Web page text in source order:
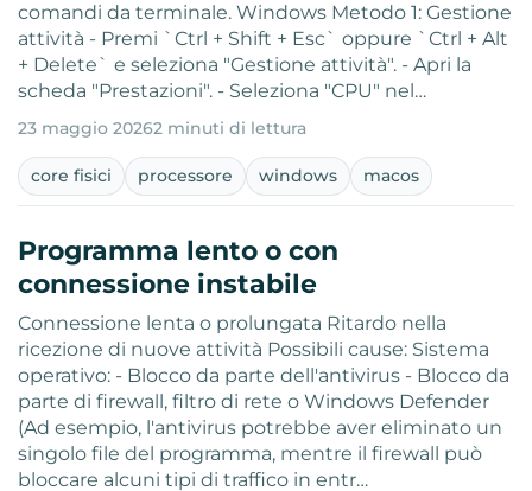
comandi da terminale. Windows Metodo 1: Gestione
attività - Premi `Ctrl + Shift + Esc` oppure `Ctrl + Alt
+ Delete` e seleziona "Gestione attività". - Apri la
scheda "Prestazioni". - Seleziona "CPU" nel…
23 maggio 20262 minuti di lettura
core fisici processore windows macos
Programma lento o con
connessione instabile
Connessione lenta o prolungata Ritardo nella
ricezione di nuove attività Possibili cause: Sistema
operativo: - Blocco da parte dell'antivirus - Blocco da
parte di firewall, filtro di rete o Windows Defender
(Ad esempio, l'antivirus potrebbe aver eliminato un
singolo file del programma, mentre il firewall può
bloccare alcuni tipi di traffico in entr…